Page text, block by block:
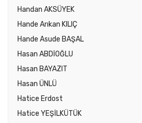
Handan AKSÜYEK
Hande Arıkan KILIÇ
Hande Asude BAŞAL
Hasan ABDİOĞLU
Hasan BAYAZIT
Hasan ÜNLÜ
Hatice Erdost
Hatice YEŞİLKÜTÜK